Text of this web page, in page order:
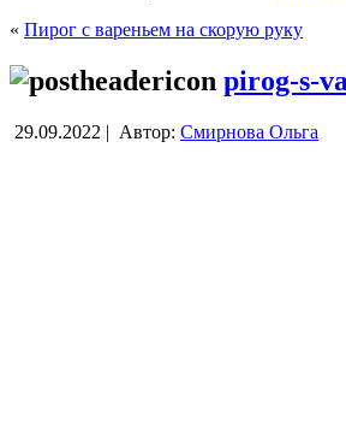
« Пирог с вареньем на скорую руку
pirog-s-
29.09.2022 | Автор: Смирнова Ольга